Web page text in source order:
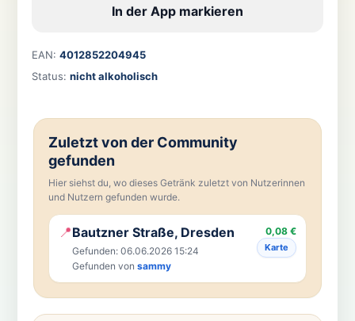
In der App markieren
EAN: 4012852204945
Status: nicht alkoholisch
Zuletzt von der Community
gefunden
Hier siehst du, wo dieses Getränk zuletzt von Nutzerinnen
und Nutzern gefunden wurde.
📍Bautzner Straße, Dresden
Gefunden: 06.06.2026 15:24
Gefunden von sammy
0,08 €
Karte